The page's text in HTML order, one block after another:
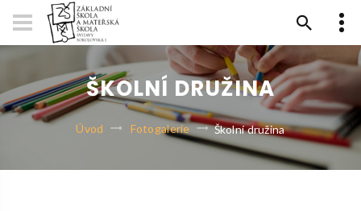
ŠKOLNÍ DRUŽINA
Úvod Fotogalerie Školní družina